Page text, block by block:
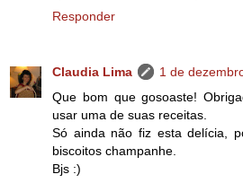
Responder
Claudia Lima
1 de
Que bom que gosoaste!
usar uma de suas receitas.
Só ainda não fiz esta delícia,
biscoitos champanhe.
Bjs :)